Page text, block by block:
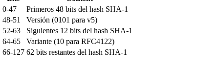
0-47
Primeros 48 bits del hash SHA-1
48-51
Versión (0101 para v5)
52-63
Siguientes 12 bits del hash SHA-1
64-65
Variante (10 para RFC4122)
66-127 62 bits restantes del hash SHA-1